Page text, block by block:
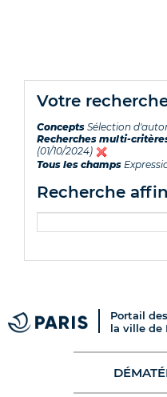
votre
Concepts Sélection
Recherches multi-
(01/10/2024)
Tous les champs
recherche
Portail
la ville de